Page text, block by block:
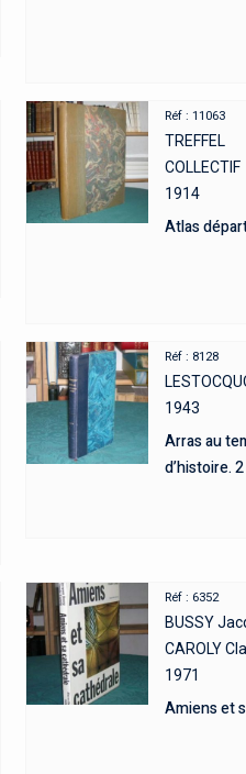
Réf : 11063
TREFFEL
COLLECTIF
1914
Atlas
Réf : 8128
1943
Arras au
d’histoire.
Réf : 6352
BUSSY
CAROLY
1971
Amiens et